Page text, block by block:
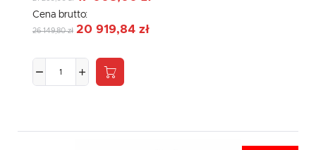
Cena brutto:
26 149,80 zł 20 919,84 zł